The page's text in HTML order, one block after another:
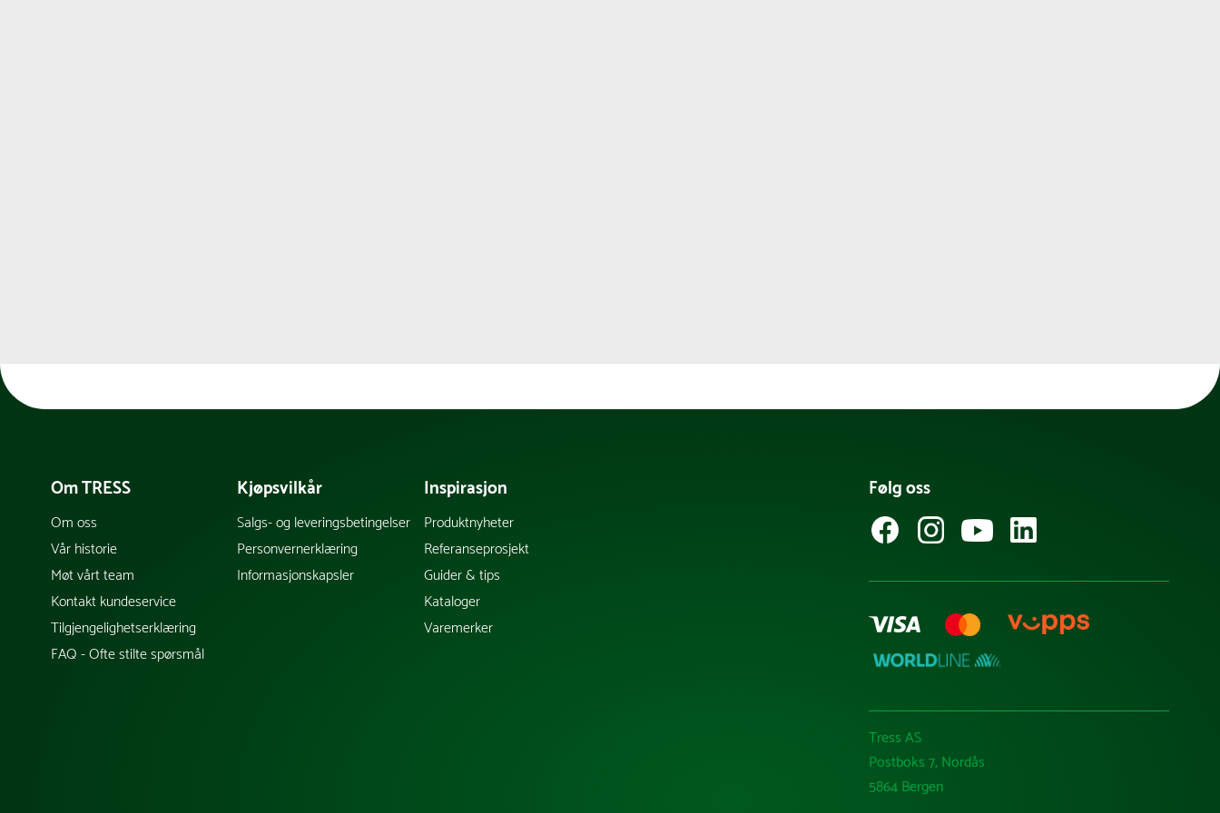
Om TRESS
Om oss
Vår historie
Møt vårt team
Kontakt kundeservice
Tilgjengelighetserklæring
FAQ - Ofte stilte spørsmål
Kjøpsvilkår
Salgs- og leveringsbetingelser
Personvernerklæring
Informasjonskapsler
Inspirasjon
Produktnyheter
Referanseprosjekt
Guider & tips
Kataloger
Varemerker
Følg oss
Tress AS
Postboks 7, Nordås
5864 Bergen